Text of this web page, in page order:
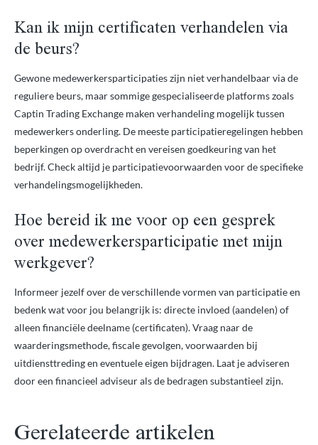
Kan ik mijn certificaten verhandelen via
de beurs?
Gewone medewerkersparticipaties zijn niet verhandelbaar via de
reguliere beurs, maar sommige gespecialiseerde platforms zoals
Captin Trading Exchange maken verhandeling mogelijk tussen
medewerkers onderling. De meeste participatieregelingen hebben
beperkingen op overdracht en vereisen goedkeuring van het
bedrijf. Check altijd je participatievoorwaarden voor de specifieke
verhandelingsmogelijkheden.
Hoe bereid ik me voor op een gesprek
over medewerkersparticipatie met mijn
werkgever?
Informeer jezelf over de verschillende vormen van participatie en
bedenk wat voor jou belangrijk is: directe invloed (aandelen) of
alleen financiële deelname (certificaten). Vraag naar de
waarderingsmethode, fiscale gevolgen, voorwaarden bij
uitdiensttreding en eventuele eigen bijdragen. Laat je adviseren
door een financieel adviseur als de bedragen substantieel zijn.
Gerelateerde artikelen